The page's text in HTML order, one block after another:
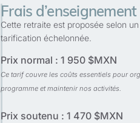
Frais d’enseignement
Cette retraite est proposée selon
tarification échelonnée.
Prix normal : 1 950 $MXN
Ce tarif couvre les coûts essentiels pour
programme et maintenir nos activités.
Prix soutenu : 1 470 $MXN